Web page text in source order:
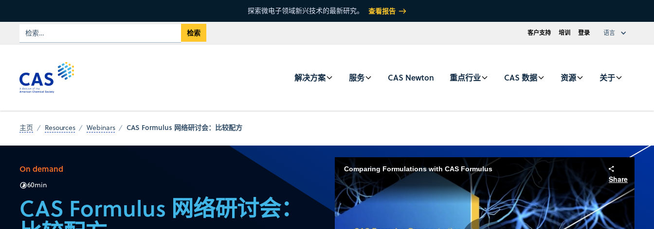
探索微电子领域新兴技术的最新研究。 查看报告
客户支持 培训 登录 语言
解决方案 服务 CAS Newton 重点行业 CAS 数据 资源 关于
主页 Resources Webinars CAS Formulus 网络研讨会：比较配方
On demand
60min
CAS Formulus 网络研讨会：
Comparing Formulations with CAS Formulus
Share